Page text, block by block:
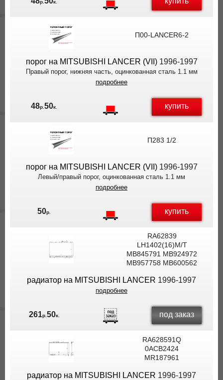
р. к.
П00-LANCER6-2
порог на MITSUBISHI LANCER (VII)1996-1997
Правый порог, нижняя часть, оцинкованная сталь 1.1 мм
подробнее
48р.50к. купить
П283 1/2
порог на MITSUBISHI LANCER (VII)1996-1997
Левый/правый порог, оцинкованная сталь 1.1 мм
подробнее
50р. купить
RA62839
LH1402(16)M/T
MB845791 MB924972
MB957758 MB600562
радиатор на MITSUBISHI LANCER 1996-1997
подробнее
261р. 50к. под заказ
RA628591Q
0ACB2424
MR187961
радиатор на MITSUBISHI LANCER 1996-1997